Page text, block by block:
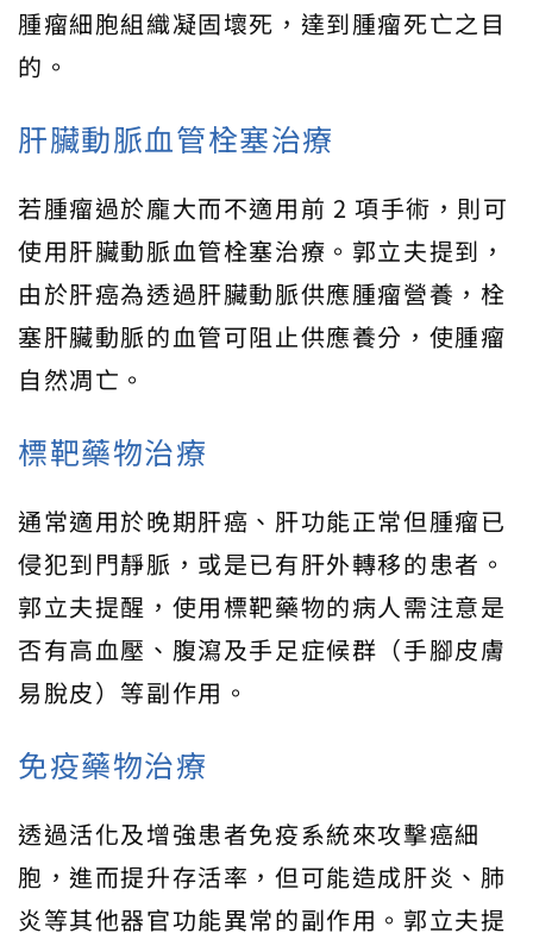
腫瘤細胞組織凝固壞死，達到腫瘤死亡之目
的。
肝臟動脈血管栓塞治療
若腫瘤過於龐大而不適用前 2 項手術，則可
使用肝臟動脈血管栓塞治療。郭立夫提到，
由於肝癌為透過肝臟動脈供應腫瘤營養，栓
塞肝臟動脈的血管可阻止供應養分，使腫瘤
自然凋亡。
標靶藥物治療
通常適用於晚期肝癌、肝功能正常但腫瘤已
侵犯到門靜脈，或是已有肝外轉移的患者。
郭立夫提醒，使用標靶藥物的病人需注意是
否有高血壓、腹瀉及手足症候群（手腳皮膚
易脫皮）等副作用。
免疫藥物治療
透過活化及增強患者免疫系統來攻擊癌細
胞，進而提升存活率，但可能造成肝炎、肺
炎等其他器官功能異常的副作用。郭立夫提